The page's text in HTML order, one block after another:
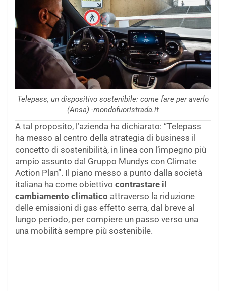
Telepass, un dispositivo sostenibile: come fare per averlo
(Ansa) -mondofuoristrada.it
A tal proposito, l’azienda ha dichiarato: “Telepass
ha messo al centro della strategia di business il
concetto di sostenibilità, in linea con l’impegno più
ampio assunto dal Gruppo Mundys con Climate
Action Plan”. Il piano messo a punto dalla società
italiana ha come obiettivo contrastare il
cambiamento climatico attraverso la riduzione
delle emissioni di gas effetto serra, dal breve al
lungo periodo, per compiere un passo verso una
una mobilità sempre più sostenibile.